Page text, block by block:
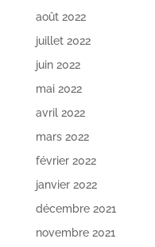
août 2022
juillet 2022
juin 2022
mai 2022
avril 2022
mars 2022
février 2022
janvier 2022
décembre 2021
novembre 2021